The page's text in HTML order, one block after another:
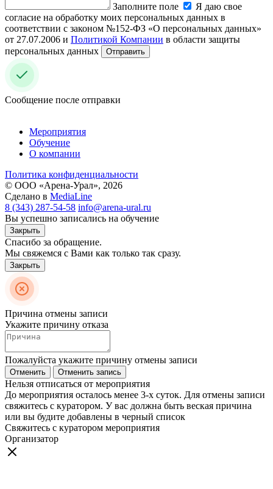
Заполните поле
Я даю свое
согласие на обработку моих персональных данных в
соответствии с законом №152-ФЗ «О персональных данных»
от 27.07.2006 и Политикой Компании в области защиты
персональных данных
Отправить
Сообщение после отправки
Мероприятия
Обучение
О компании
Политика конфиденциальности
© ООО «Арена-Урал», 2026
Сделано в MediaLine
8 (343) 287-54-58 info@arena-ural.ru
Вы успешно записались на обучение
Закрыть
Спасибо за обращение.
Мы свяжемся с Вами как только так сразу.
Закрыть
Причина отмены записи
Укажите причину отказа
Пожалуйста укажите причину отмены записи
Отменить Отменить запись
Нельзя отписаться от мероприятия
До мероприятия осталось менее 3-х суток. Для отмены записи
свяжитесь с куратором. У вас должна быть веская причина
или вы будите добавлены в черный список
Свяжитесь с куратором мероприятия
Организатор